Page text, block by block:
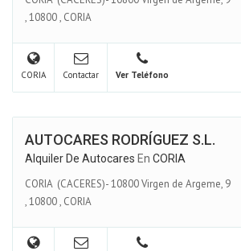
,10800, CORIA
CORIA Contactar Ver Teléfono
AUTOCARES RODRÍGUEZ S.L.
Alquiler De Autocares En CORIA
CORIA (CACERES)- 10800 Virgen de Argeme, 9
,10800, CORIA